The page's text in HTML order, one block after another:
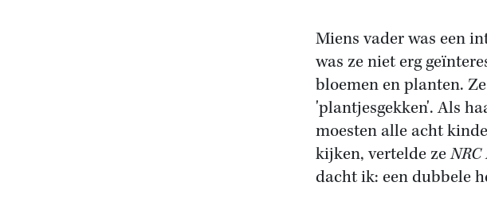
Miens vader was een
was ze niet erg
bloemen en planten.
'plantjesgekken'. Als
moesten alle acht
kijken, vertelde ze
dacht ik: een dubbele